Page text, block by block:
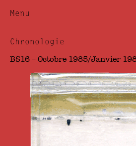
Menu
Chronologie
BS16 – Octobre 1985/Janvier